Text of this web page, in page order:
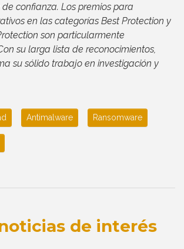
confianza. Los premios para
en las categorías Best Protection y
son particularmente
su larga lista de reconocimientos,
su sólido trabajo en investigación y
Antimalware Ransomware
de interés